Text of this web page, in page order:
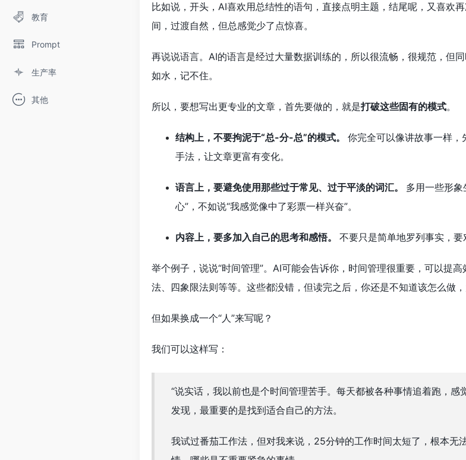
教育
Prompt
生产率
其他
比如说，开头，AI喜欢用总结性的语句，直接点明主题，结尾呢，又喜欢
间，过渡自然，但总感觉少了点惊喜。
再说说语言。AI的语言是经过大量数据训练的，所以很流畅，很规范，但
如水，记不住。
所以，要想写出更专业的文章，首先要做的，就是打破这些固有的模式。
结构上，不要拘泥于“总-分-总”的模式。 你完全可以像讲故事一样
手法，让文章更富有变化。
语言上，要避免使用那些过于常见、过于平淡的词汇。 多用一些形
心”，不如说“我感觉像中了彩票一样兴奋”。
内容上，要多加入自己的思考和感悟。 不要只是简单地罗列事实，要
举个例子，说说“时间管理”。AI可能会告诉你，时间管理很重要，可以提
法、四象限法则等等。这些都没错，但读完之后，你还是不知道该怎么做，
但如果换成一个“人”来写呢？
我们可以这样写：
“说实话，我以前也是个时间管理苦手。每天都被各种事情追着跑，
发现，最重要的是找到适合自己的方法。
我试过番茄工作法，但对我来说，25分钟的工作时间太短了，根本